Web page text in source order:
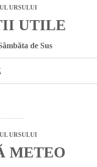
URSULUI
UTILE
de Sus
URSULUI
METEO